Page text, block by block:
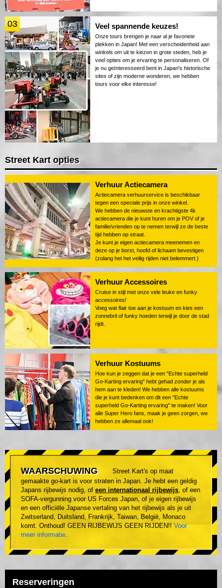
03 Veel spannende keuzes!
Onze tours brengen je naar al je favoriete
plekken in Japan! Met een verscheidenheid aan
winkels om uit te kiezen in grote steden, heb je
veel opties om je ervaring te personaliseren. Of
je nu geïnteresseerd bent in Japan's historische
sites of zijn moderne wonderen, we hebben
tours voor elke interesse!
Street Kart opties
Verhuur Actiecamera
Actiecamera verhuurservice is beschikbaar
tegen een speciale prijs in onze winkel.
We hebben de nieuwste en krachtigste 4k
actiecamera die je kunt huren om je POV of je
familie/vrienden op te nemen terwijl ze de beste
tijd hebben op straat.
Je kunt je eigen actiecamera meenemen en
deze op je borst, hoofd of lichaam bevestigen
(zolang het het veilig rijden niet belemmert.)
Verhuur Accessoires
Cruise in stijl met onze vele leuke en funky
accessoires!
Voeg wat flair toe aan je kostuum en kies een
zonnebril of funky hoeden terwijl je door de stad
rijdt.
Verhuur Kostuums
Hoe kun je zeggen dat je een "Echte superheld
Go-Karting ervaring" hebt gehad zonder je als
hem aan te kleden! We hebben alle kostuums
die je kunt bedenken om dit een "Echte
superheld Go-Karting ervaring" te maken! Voor
alle Super Hero fans, maak je geen zorgen, we
hebben ze allemaal ook!
WAARSCHUWING
Street Kart's op maat
gemaakte go-kart is voor straten in Japan. Je hebt een geldig
Japans rijbewijs nodig, of een internationaal rijbewijs, of een
SOFA-vergunning voor US Forces Japan, of je eigen rijbewijs
en een officiële Japanse vertaling van het rijbewijs als je uit
Zwitserland, Duitsland, Frankrijk, Taiwan, België, Monaco
komt. Onthoud! GEEN RIJBEWIJS GEEN RIJDEN!! Voor
meer informatie.
Reserveringen